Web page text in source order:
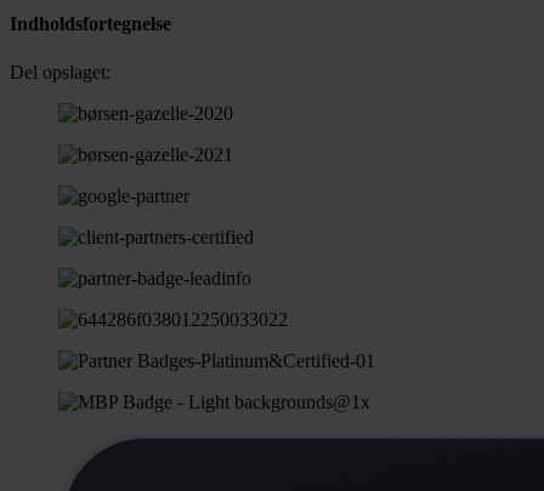
Indholdsfortegnelse
Del opslaget: